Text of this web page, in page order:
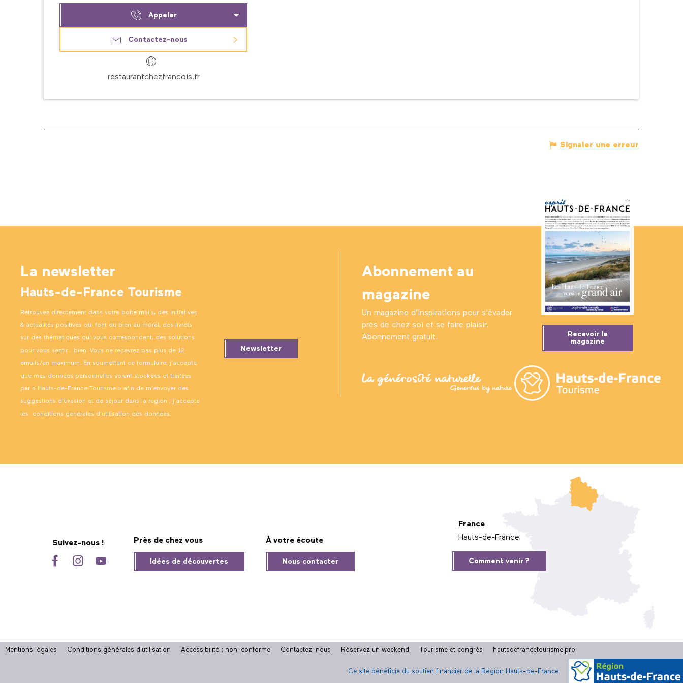
Appeler
Contactez-nous
restaurantchezfrancois.fr
Signaler une erreur
La newsletter
Hauts-de-France Tourisme
Retrouvez directement dans votre boîte mails, des initiatives
& actualités positives qui font du bien au moral, des livrets
sur des thématiques qui vous correspondent, des solutions
pour vous sentir… bien. Vous ne recevrez pas plus de 12
emails/an maximum. En soumettant ce formulaire, j’accepte
que mes données personnelles soient stockées et traitées
par « Hauts-de-France Tourisme » afin de m’envoyer des
suggestions d’évasion et de séjour dans la région ; j’accepte
les conditions générales d’utilisation des données.
Newsletter
Abonnement au
magazine
Un magazine d’inspirations pour s'évader
près de chez soi et se faire plaisir.
Abonnement gratuit.
Recevoir le
magazine
Suivez-nous ! Près de chez vous
Idées de découvertes
À votre écoute
Nous contacter
France
Hauts-de-France
Comment venir ?
Mentions légales Conditions générales d'utilisation Accessibilité : non-conforme Contactez-nous Réservez un weekend Tourisme et congrès hautsdefrancetourisme.pro
Ce site bénéficie du soutien financier de la Région Hauts-de-France